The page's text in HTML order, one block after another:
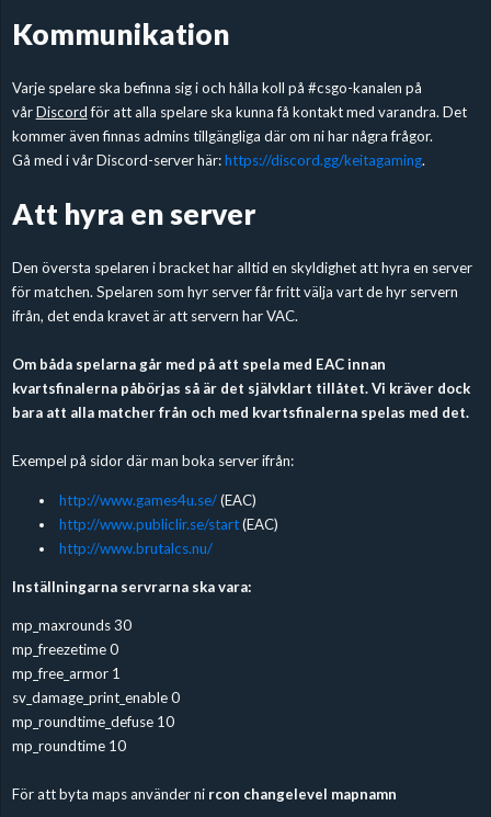
Kommunikation
Varje spelare ska befinna sig i och hålla koll på #csgo-kanalen på
vårDiscordför att alla spelare ska kunna få kontakt med varandra. Det
kommer även finnas admins tillgängliga där om ni har några frågor.
Gå med i vår Discord-server här:https://discord.gg/keitagaming.
Att hyra en server
Den översta spelaren i bracket har alltid en skyldighet att hyra en server
för matchen. Spelaren som hyr server får fritt välja vart de hyr servern
ifrån, det enda kravet är att servern har VAC.
Om båda spelarna går med på att spela med EAC innan
kvartsfinalerna påbörjas så är det självklart tillåtet. Vi kräver dock
bara att alla matcher från och med kvartsfinalerna spelas med det.
Exempel på sidor där man boka server ifrån:
http://www.games4u.se/(EAC)
http://www.publiclir.se/start(EAC)
http://www.brutalcs.nu/
Inställningarna servrarna ska vara:
mp_maxrounds 30
mp_freezetime 0
mp_free_armor 1
sv_damage_print_enable 0
mp_roundtime_defuse 10
mp_roundtime 10
För att byta maps använder ni rcon changelevel mapnamn